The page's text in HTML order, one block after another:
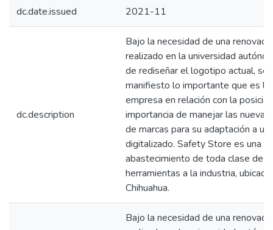
dc.date.issued 2021-11
dc.description
Bajo la necesidad de una
realizado en la universidad
de rediseñar el logotipo actual,
manifiesto lo importante que es
empresa en relación con la
importancia de manejar las
de marcas para su adaptación a
digitalizado. Safety Store es una
abastecimiento de toda clase de
herramientas a la industria,
Chihuahua.
Bajo la necesidad de una